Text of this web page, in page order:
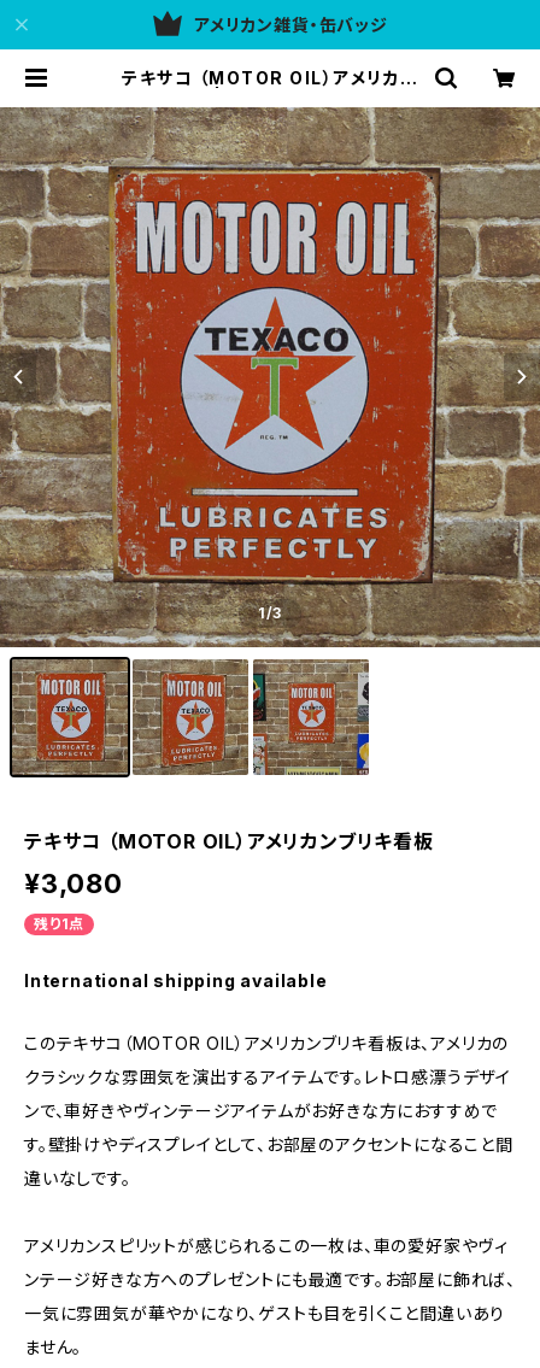
アメリカン雑貨・缶バッジ
テキサコ （MOTOR OIL）アメリカン
G
1/3
テキサコ （MOTOR OIL）アメリカンブリキ看板
¥3,080
残り1点
International shipping available
このテキサコ（MOTOR OIL）アメリカンブリキ看板は、アメリカの
クラシックな雰囲気を演出するアイテムです。レトロ感漂うデザイ
ンで、車好きやヴィンテージアイテムがお好きな方におすすめで
す。壁掛けやディスプレイとして、お部屋のアクセントになること間
違いなしです。
アメリカンスピリットが感じられるこの一枚は、車の愛好家やヴィ
ンテージ好きな方へのプレゼントにも最適です。お部屋に飾れば、
一気に雰囲気が華やかになり、ゲストも目を引くこと間違いあり
ません。